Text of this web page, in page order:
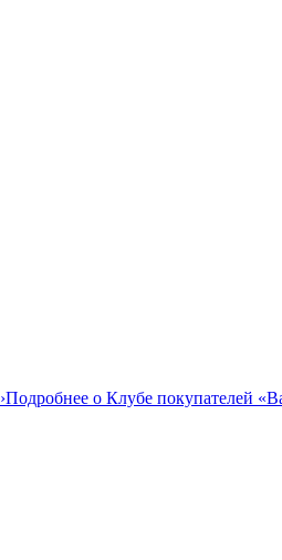
›Подробнее о Клубе покупателей